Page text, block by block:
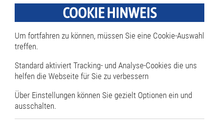
COOKIE HINWEIS
Um fortfahren zu können, müssen Sie eine Cookie-Auswahl
treffen.
Standard aktiviert Tracking- und Analyse-Cookies die uns
helfen die Webseite für Sie zu verbessern
Über Einstellungen können Sie gezielt Optionen ein und
ausschalten.